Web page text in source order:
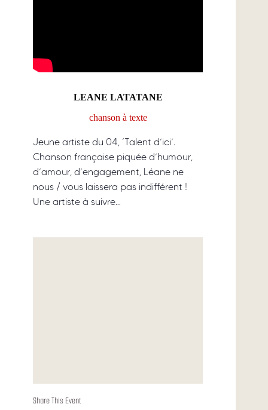
LEANE LATATANE
chanson à texte
Jeune artiste du 04, ‘Talent d’ici’.
Chanson française piquée d’humour,
d’amour, d’engagement, Léane ne
nous / vous laissera pas indifférent !
Une artiste à suivre…
Share This Event